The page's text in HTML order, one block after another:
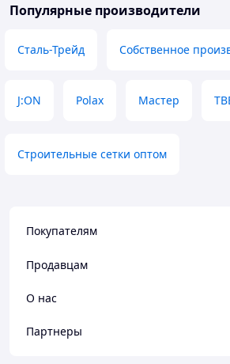
Популярные производители
Сталь-Трейд Собственное
J:ON Polax Мастер
Строительные сетки оптом
Покупателям
Продавцам
О нас
Партнеры